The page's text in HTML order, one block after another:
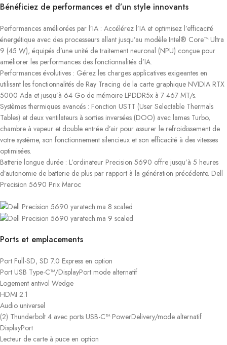
Bénéficiez de performances et d’un style innovants
Performances améliorées par l’IA : Accélérez l’IA et optimisez l’efficacité
énergétique avec des processeurs allant jusqu’au modèle Intel® Core™ Ultra
9 (45 W), équipés d’une unité de traitement neuronal (NPU) conçue pour
améliorer les performances des fonctionnalités d’IA.
Performances évolutives : Gérez les charges applicatives exigeantes en
utilisant les fonctionnalités de Ray Tracing de la carte graphique NVIDIA RTX
5000 Ada et jusqu’à 64 Go de mémoire LPDDR5x à 7 467 MT/s.
Systèmes thermiques avancés : Fonction USTT (User Selectable Thermals
Tables) et deux ventilateurs à sorties inversées (DOO) avec lames Turbo,
chambre à vapeur et double entrée d’air pour assurer le refroidissement de
votre système, son fonctionnement silencieux et son efficacité à des vitesses
optimisées.
Batterie longue durée : L’ordinateur Precision 5690 offre jusqu’à 5 heures
d’autonomie de batterie de plus par rapport à la génération précédente. Dell
Precision 5690 Prix Maroc
Ports et emplacements
Port Full-SD, SD 7.0 Express en option
Port USB Type-C™/DisplayPort mode alternatif
Logement antivol Wedge
HDMI 2.1
Audio universel
(2) Thunderbolt 4 avec ports USB-C™ PowerDelivery/mode alternatif
DisplayPort
Lecteur de carte à puce en option